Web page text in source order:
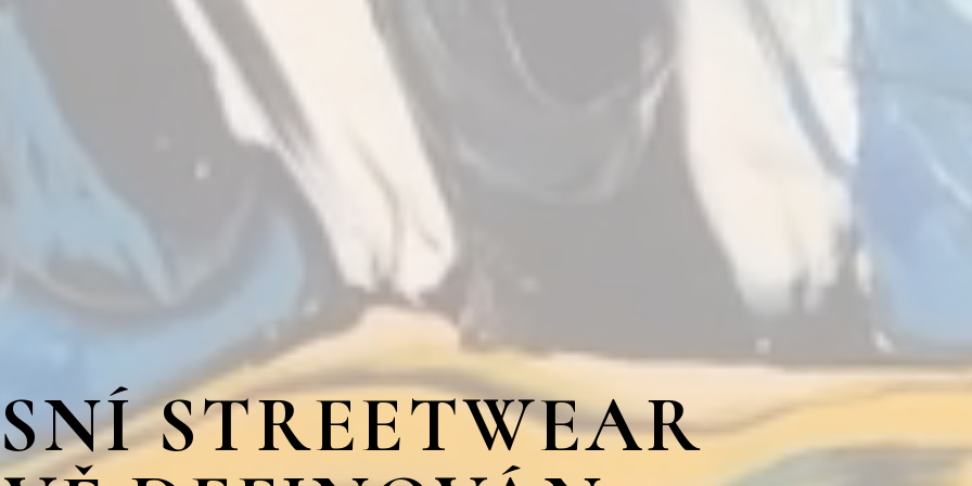
STREETWEAR